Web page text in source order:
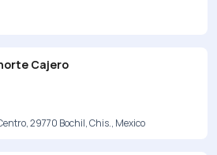
Cajero
29770 Bochil, Chis., Mexico